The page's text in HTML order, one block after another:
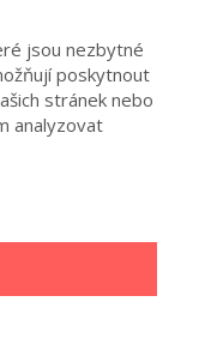
jsou nezbytné
poskytnout
stránek nebo
analyzovat